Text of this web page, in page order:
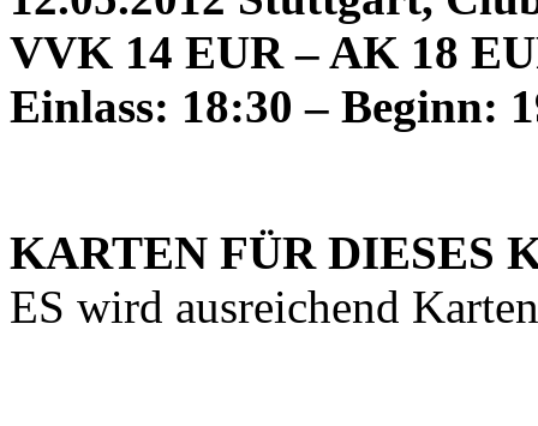
VVK 14 EUR – AK 18
Einlass: 18:30 – Beginn:
KARTEN FÜR DIESES
ES wird ausreichend